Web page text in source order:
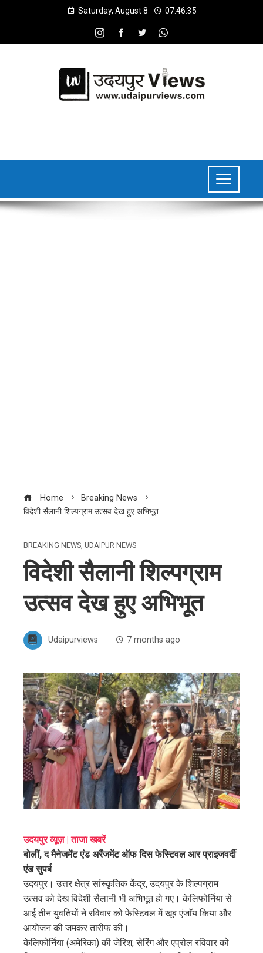
Saturday, August 8 07:46:36
Home
Breaking News
विदेशी सैलानी शिल्पग्राम उत्सव देख हुए अभिभूत
BREAKING NEWS, UDAIPUR NEWS
विदेशी सैलानी शिल्पग्राम
उत्सव देख हुए अभिभूत
Udaipurviews 7 months ago
उदयपुर व्यूज़ | ताजा खबरें
बोलीं, द मैनेजमेंट एंड अरैंजमेंट ऑफ दिस फेस्टिवल आर प्राइजवर्दी
एंड सुपर्ब
उदयपुर। उत्तर क्षेत्र सांस्कृतिक केंद्र, उदयपुर के शिल्पग्राम
उत्सव को देख विदेशी सैलानी भी अभिभूत हो गए। केलिफोर्निया से
आई तीन युवतियों ने रविवार को फेस्टिवल में खूब एंजाॅय किया और
आयोजन की जमकर तारीफ की।
केलिफोर्निया (अमेरिका) की जेरिश, सेरिंग और एप्रोल रविवार को